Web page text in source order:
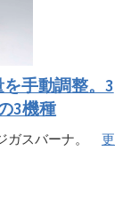
手動調整。3
3機種
ガスバーナ。 更